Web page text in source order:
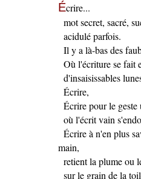
Écrire...
mot secret, sacré,
acidulé parfois.
Il y a là-bas des
Où l'écriture se fait
d'insaisissables
Écrire,
Écrire pour le geste
où l'écrit vain
Écrire à n'en plus
main,
retient la plume ou
sur le grain de la